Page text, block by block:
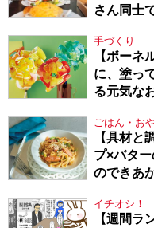
さん同士
手づくり
【ボーネ
に、塗っ
る元気な
ごはん・お
【具材と
プ×バター
のできあ
イチオシ！
【週間ラ